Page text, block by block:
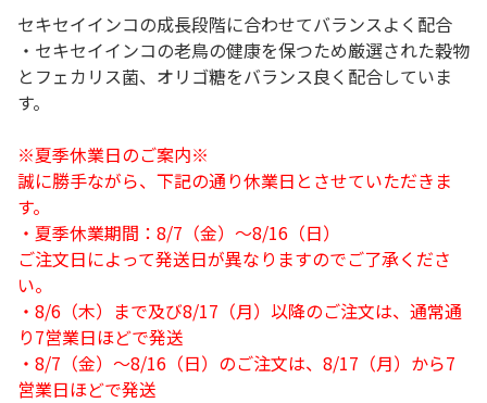
セキセイインコの成長段階に合わせてバランスよく配合
・セキセイインコの老鳥の健康を保つため厳選された穀物
とフェカリス菌、オリゴ糖をバランス良く配合していま
す。
※夏季休業日のご案内※
誠に勝手ながら、下記の通り休業日とさせていただきま
す。
・夏季休業期間：8/7（金）～8/16（日）
ご注文日によって発送日が異なりますのでご了承くださ
い。
・8/6（木）まで及び8/17（月）以降のご注文は、通常通
り7営業日ほどで発送
・8/7（金）～8/16（日）のご注文は、8/17（月）から7
営業日ほどで発送